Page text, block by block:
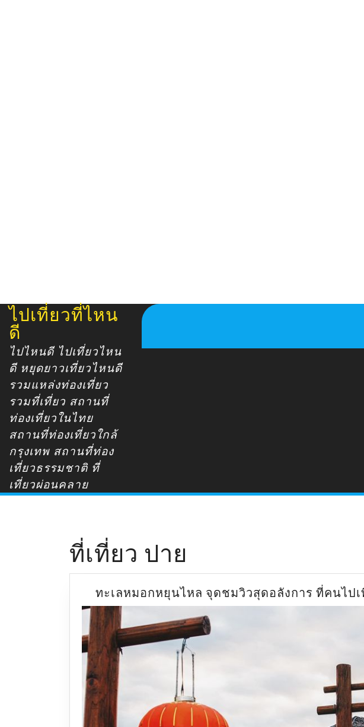
Skip
content
ไปเที่ยวที่ไหน
ดี
ไปไหนดี ไปเที่ยวไหน
ดี หยุดยาวเที่ยวไหนดี
รวมแหล่งท่องเที่ยว
รวมที่เที่ยว สถานที่
ท่องเที่ยวในไทย
สถานที่ท่องเที่ยวใกล้
กรุงเทพ สถานที่ท่อง
เที่ยวธรรมชาติ ที่
เที่ยวผ่อนคลาย
ที่เที่ยว ปาย
ทะเลหมอกหยุนไหล จุดชมวิวสุดอลังการ ที่คนไป